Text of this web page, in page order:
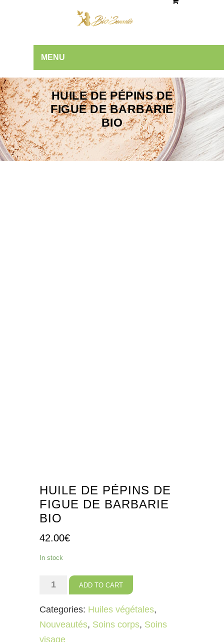
MENU
HUILE DE PÉPINS DE
FIGUE DE BARBARIE
BIO
HUILE DE PÉPINS DE
FIGUE DE BARBARIE
BIO
42.00€
In stock
Huile
pépins
de
ADD TO CART
Categories: Huiles végétales,
Nouveautés, Soins corps, Soins
visage